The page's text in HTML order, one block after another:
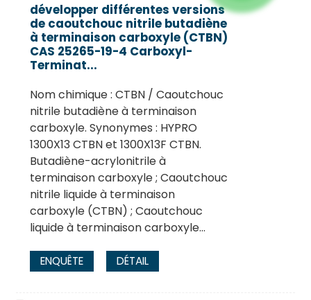
développer différentes versions
de caoutchouc nitrile butadiène
à terminaison carboxyle (CTBN)
CAS 25265-19-4 Carboxyl-
Terminat...
Nom chimique : CTBN / Caoutchouc
nitrile butadiène à terminaison
carboxyle. Synonymes : HYPRO
1300X13 CTBN et 1300X13F CTBN.
Butadiène-acrylonitrile à
terminaison carboxyle ; Caoutchouc
nitrile liquide à terminaison
carboxyle (CTBN) ; Caoutchouc
liquide à terminaison carboxyle…
ENQUÊTE DÉTAIL